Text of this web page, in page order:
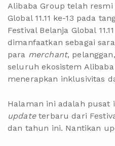
Alibaba Group telah
Global 11.11 ke-13 pada
Festival Belanja Global
dimanfaatkan sebagai
para merchant,
seluruh ekosistem
menerapkan inklusivitas
Halaman ini adalah pusat
updateterbaru dari
dan tahun ini. Nantikan